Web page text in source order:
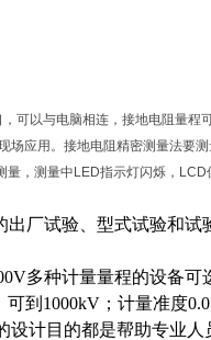
可以与电脑相连，接地电阻量程
应用。接地电阻精密测量法要
，测量中LED指示灯闪烁，
厂试验、型式试验和试
多种计量量程的设备可
可到1000kV；计量准度
设计目的都是帮助专业